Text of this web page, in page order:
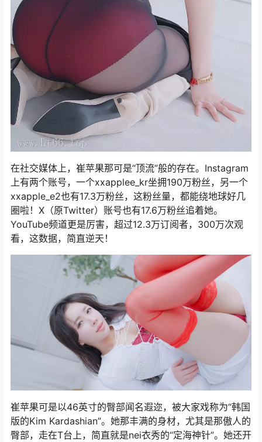
在社交媒体上，崔苹果那可是“顶流”般的存在。Instagram
上有两个账号，一个xxapplee_kr坐拥190万粉丝，另一个
xxapple_e2也有17.3万粉丝，这粉丝量，都能绕地球好几
圈啦！X（原Twitter）账号也有17.6万粉丝追着她。
YouTube频道更是厉害，超过12.3万订阅者，300万次观
看，这数据，简直逆天！
崔苹果可是以46英寸的臀部闻名遐迩，被大家戏称为“韩国
版的Kim Kardashian”。她那丰满的身材，尤其是那傲人的
臀部，走在T台上，简直就是nei衣秀的“定海神针”。她还开